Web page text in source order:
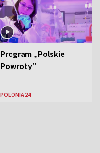
Program „Polskie
Powroty”
POLONIA 24